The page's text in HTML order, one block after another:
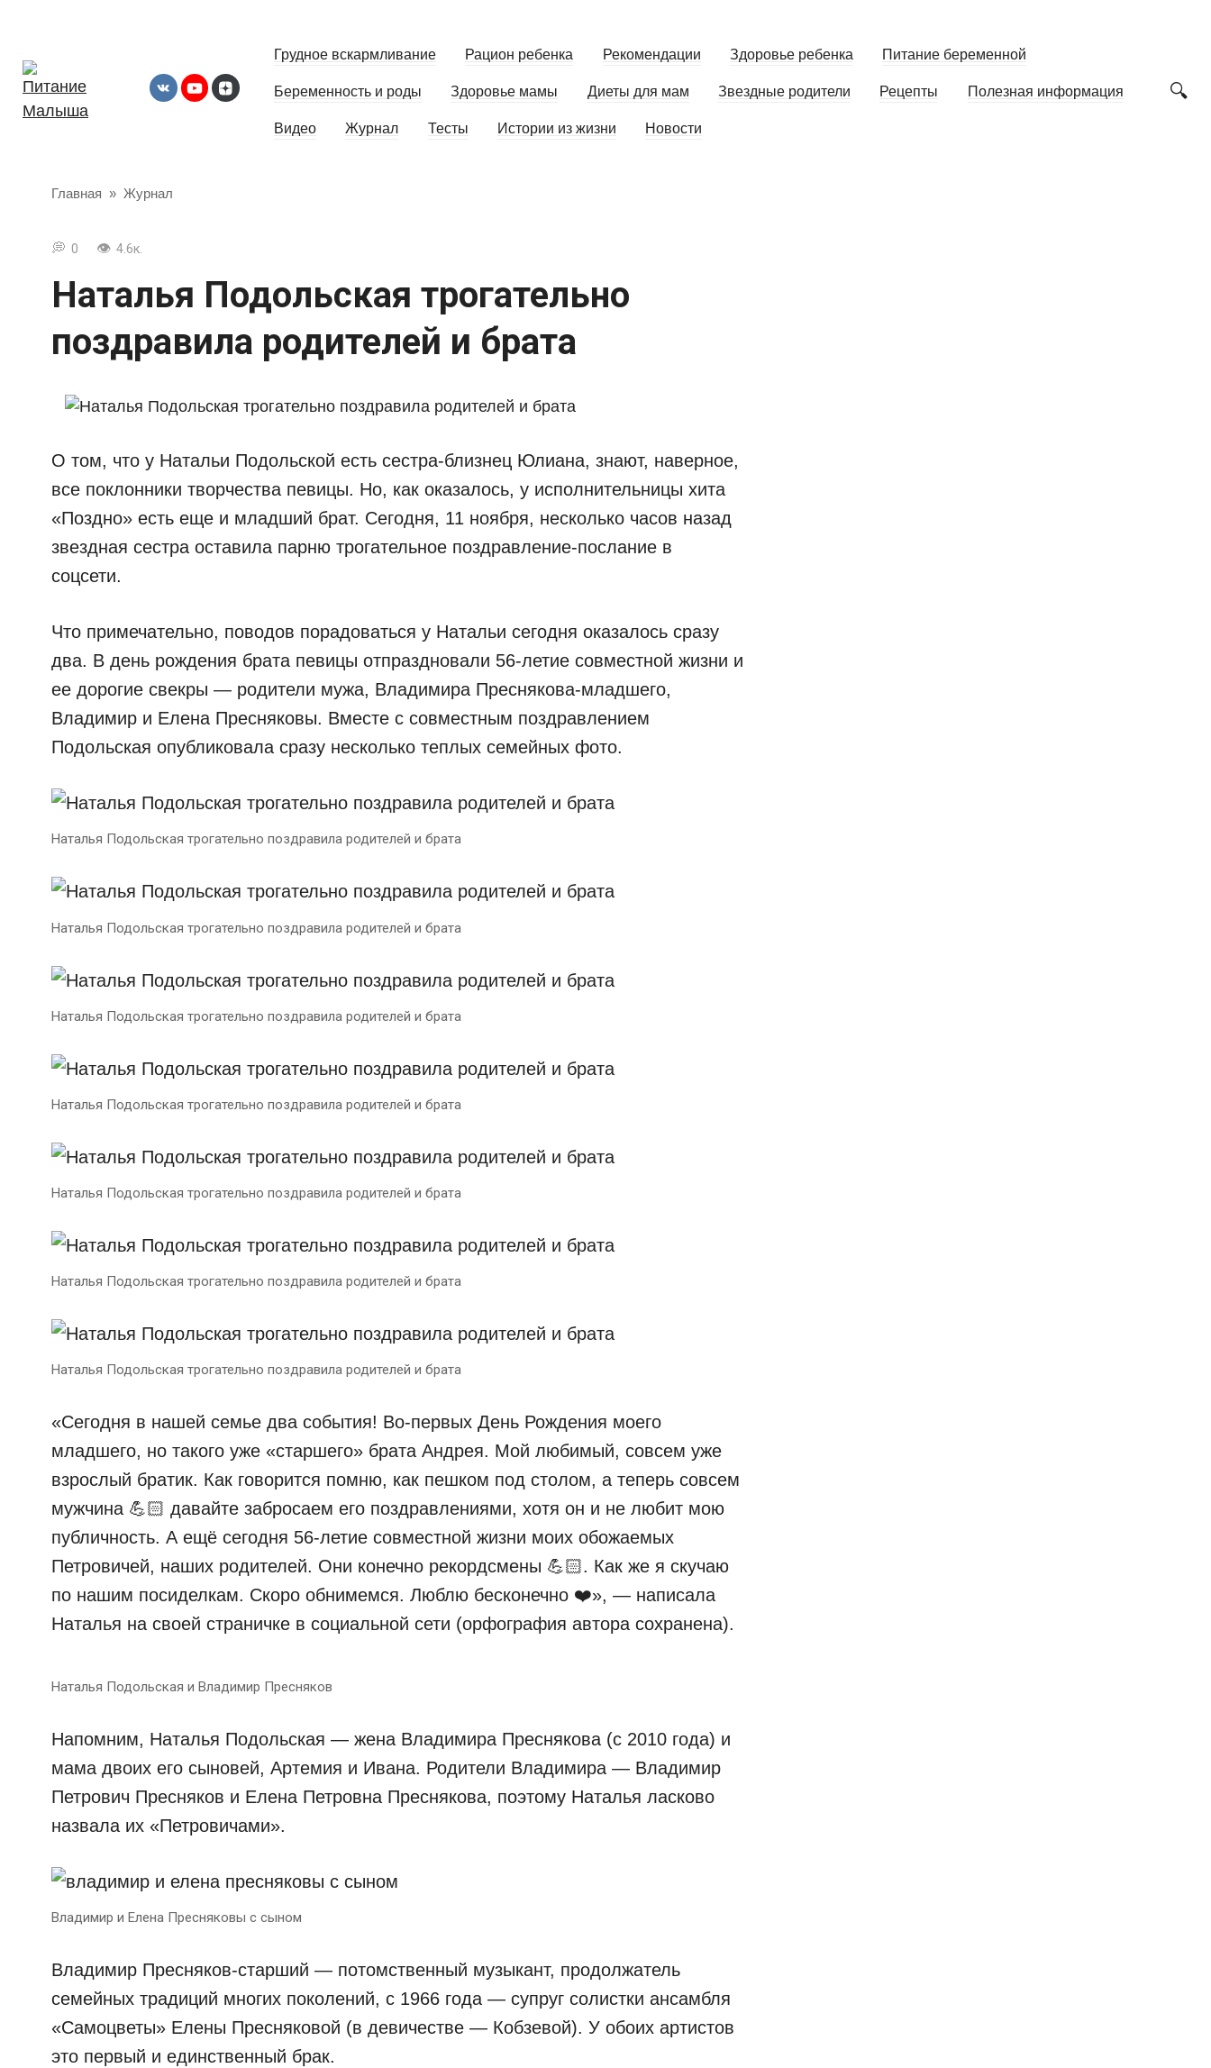
контенту
Грудное вскармливание Рацион ребенка Рекомендации Здоровье ребенка Питание беременной
Беременность и роды Здоровье мамы Диеты для мам Звездные родители Рецепты Полезная информация
Видео Журнал Тесты Истории из жизни Новости
Главная » Журнал
0 4.6к.
Наталья Подольская трогательно
поздравила родителей и брата
О том, что у Натальи Подольской есть сестра-близнец Юлиана, знают, наверное,
все поклонники творчества певицы. Но, как оказалось, у исполнительницы хита
«Поздно» есть еще и младший брат. Сегодня, 11 ноября, несколько часов назад
звездная сестра оставила парню трогательное поздравление-послание в
соцсети.
Что примечательно, поводов порадоваться у Натальи сегодня оказалось сразу
два. В день рождения брата певицы отпраздновали 56-летие совместной жизни и
ее дорогие свекры — родители мужа, Владимира Преснякова-младшего,
Владимир и Елена Пресняковы. Вместе с совместным поздравлением
Подольская опубликовала сразу несколько теплых семейных фото.
Наталья Подольская трогательно поздравила родителей и брата
Наталья Подольская трогательно поздравила родителей и брата
Наталья Подольская трогательно поздравила родителей и брата
Наталья Подольская трогательно поздравила родителей и брата
Наталья Подольская трогательно поздравила родителей и брата
Наталья Подольская трогательно поздравила родителей и брата
Наталья Подольская трогательно поздравила родителей и брата
«Сегодня в нашей семье два события! Во-первых День Рождения моего
младшего, но такого уже «старшего» брата Андрея. Мой любимый, совсем уже
взрослый братик. Как говорится помню, как пешком под столом, а теперь совсем
мужчина 💪🏻 давайте забросаем его поздравлениями, хотя он и не любит мою
публичность. А ещё сегодня 56-летие совместной жизни моих обожаемых
Петровичей, наших родителей. Они конечно рекордсмены 💪🏻. Как же я скучаю
по нашим посиделкам. Скоро обнимемся. Люблю бесконечно ❤️», — написала
Наталья на своей страничке в социальной сети (орфография автора сохранена).
Наталья Подольская и Владимир Пресняков
Напомним, Наталья Подольская — жена Владимира Преснякова (с 2010 года) и
мама двоих его сыновей, Артемия и Ивана. Родители Владимира — Владимир
Петрович Пресняков и Елена Петровна Преснякова, поэтому Наталья ласково
назвала их «Петровичами».
Владимир и Елена Пресняковы с сыном
Владимир Пресняков-старший — потомственный музыкант, продолжатель
семейных традиций многих поколений, с 1966 года — супруг солистки ансамбля
«Самоцветы» Елены Пресняковой (в девичестве — Кобзевой). У обоих артистов
это первый и единственный брак.